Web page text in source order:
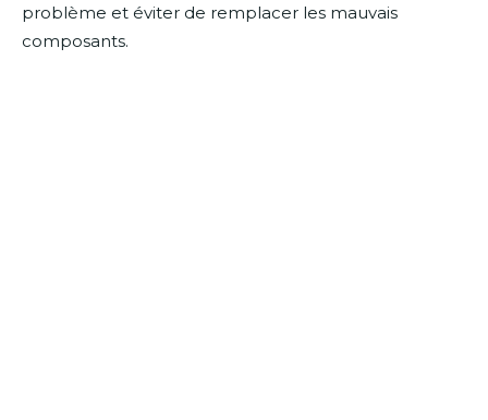
problème et éviter de remplacer les mauvais
composants.